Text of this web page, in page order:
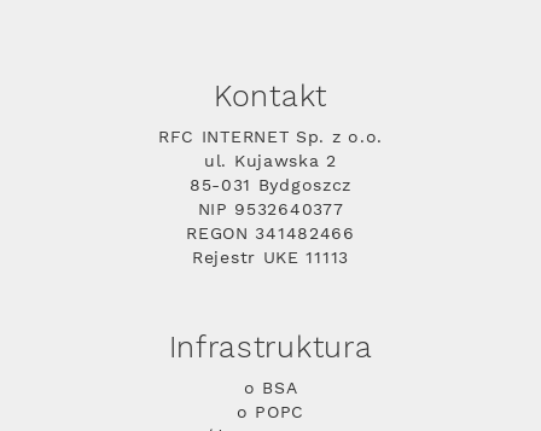
Kontakt
RFC INTERNET Sp. z o.o.
ul. Kujawska 2
85-031 Bydgoszcz
NIP 9532640377
REGON 341482466
Rejestr UKE 11113
Infrastruktura
o BSA
o POPC